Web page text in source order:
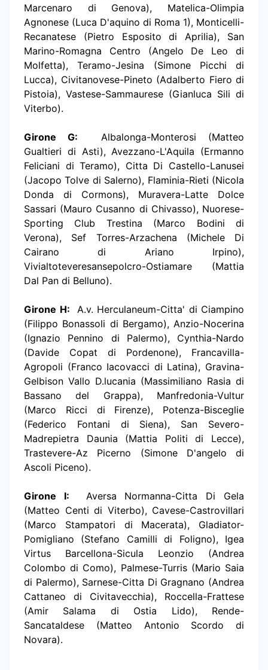
Marcenaro di Genova), Matelica-Olimpia
Agnonese (Luca D'aquino di Roma 1), Monticelli-
Recanatese (Pietro Esposito di Aprilia), San
Marino-Romagna Centro (Angelo De Leo di
Molfetta), Teramo-Jesina (Simone Picchi di
Lucca), Civitanovese-Pineto (Adalberto Fiero di
Pistoia), Vastese-Sammaurese (Gianluca Sili di
Viterbo).
Girone G:
Albalonga-Monterosi (Matteo
Gualtieri di Asti), Avezzano-L'Aquila (Ermanno
Feliciani di Teramo), Citta Di Castello-Lanusei
(Jacopo Tolve di Salerno), Flaminia-Rieti (Nicola
Donda di Cormons), Muravera-Latte Dolce
Sassari (Mauro Cusanno di Chivasso), Nuorese-
Sporting Club Trestina (Marco Bodini di
Verona), Sef Torres-Arzachena (Michele Di
Cairano di Ariano Irpino),
Vivialtoteveresansepolcro-Ostiamare (Mattia
Dal Pan di Belluno).
Girone H:
A.v. Herculaneum-Citta' di Ciampino
(Filippo Bonassoli di Bergamo), Anzio-Nocerina
(Ignazio Pennino di Palermo), Cynthia-Nardo
(Davide Copat di Pordenone), Francavilla-
Agropoli (Franco Iacovacci di Latina), Gravina-
Gelbison Vallo D.lucania (Massimiliano Rasia di
Bassano del Grappa), Manfredonia-Vultur
(Marco Ricci di Firenze), Potenza-Bisceglie
(Federico Fontani di Siena), San Severo-
Madrepietra Daunia (Mattia Politi di Lecce),
Trastevere-Az Picerno (Simone D'angelo di
Ascoli Piceno).
Girone I: Aversa Normanna-Citta Di Gela
(Matteo Centi di Viterbo), Cavese-Castrovillari
(Marco Stampatori di Macerata), Gladiator-
Pomigliano (Stefano Camilli di Foligno), Igea
Virtus Barcellona-Sicula Leonzio (Andrea
Colombo di Como), Palmese-Turris (Mario Saia
di Palermo), Sarnese-Citta Di Gragnano (Andrea
Cattaneo di Civitavecchia), Roccella-Frattese
(Amir Salama di Ostia Lido), Rende-
Sancataldese (Matteo Antonio Scordo di
Novara).